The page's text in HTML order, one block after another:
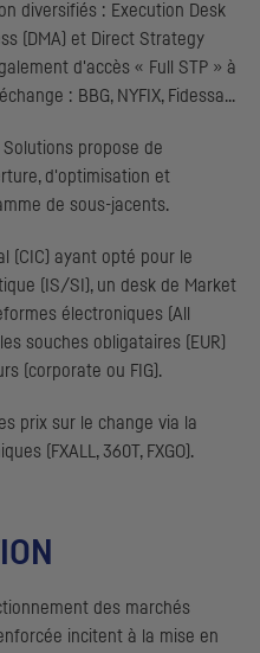
diversifiés : Execution Desk
DMA ) et Direct Strategy
d'accès « Full STP » à
: BBG, NYFIX, Fidessa...
Solutions propose de
d'optimisation et
de sous-jacents.
( CIC ) ayant opté pour le
(
IS/SI ), un desk de Market
électroniques ( All
) les souches obligataires ( EUR
( corporate ou FIG ).
prix sur le change via la
(
FXALL, 360T, FXGO ).
des marchés
incitent à la mise en